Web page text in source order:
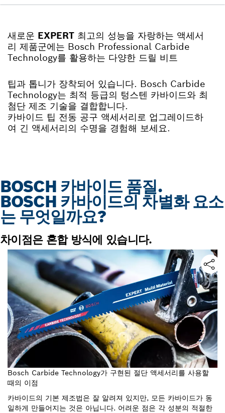
새로운 EXPERT 최고의 성능을 자랑하는 액세서
리 제품군에는 Bosch Professional Carbide
Technology를 활용하는 다양한 드릴 비트
팁과 톱니가 장착되어 있습니다. Bosch Carbide
Technology는 최적 등급의 텅스텐 카바이드와 최
첨단 제조 기술을 결합합니다.
카바이드 팁 전동 공구 액세서리로 업그레이드하
여 긴 액세서리의 수명을 경험해 보세요.
BOSCH 카바이드 품질.
BOSCH 카바이드의 차별화 요소
는 무엇일까요?
차이점은 혼합 방식에 있습니다.
Bosch Carbide Technology가 구현된 절단 액세서리를 사용할
때의 이점
카바이드의 기본 제조법은 잘 알려져 있지만, 모든 카바이드가 동
일하게 만들어지는 것은 아닙니다. 어려운 점은 각 성분의 적절한